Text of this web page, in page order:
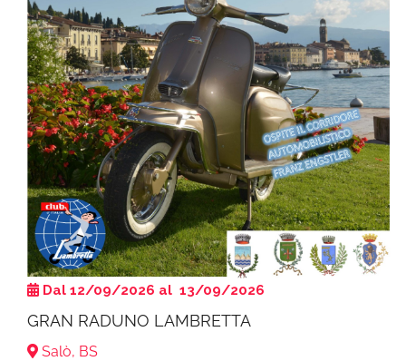
Dal 12/09/2026 al 13/09/2026
GRAN RADUNO LAMBRETTA
Salò, BS